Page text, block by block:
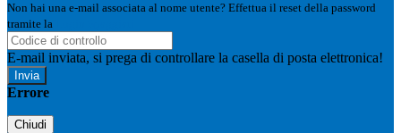
Non hai una e-mail associata al nome utente? Effettua il reset della password
tramite la
E-mail inviata, si prega di controllare la casella di posta elettronica!
Errore
Chiudi